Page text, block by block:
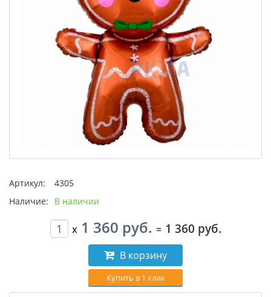
Артикул:
4305
Наличие:
В наличии
x 1 360 руб. = 1 360 руб.
В корзину
Купить в 1 клик